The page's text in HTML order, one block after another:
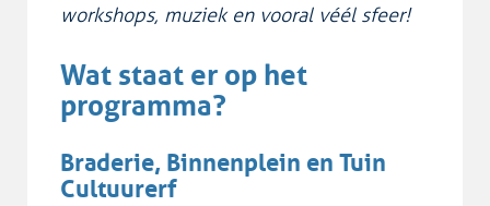
workshops, muziek en vooral véél sfeer!
Wat staat er op het
programma?
Braderie, Binnenplein en Tuin
Cultuurerf